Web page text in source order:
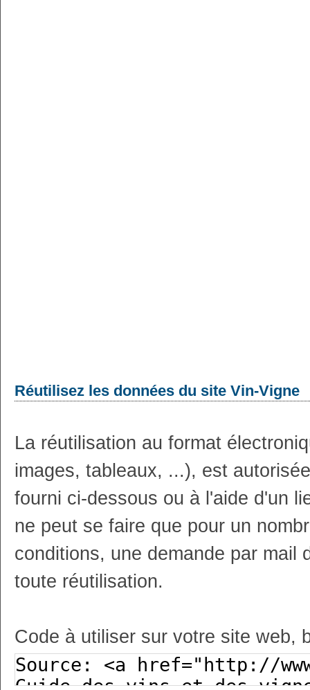
Réutilisez les données du site Vin-Vigne
La réutilisation au format
images, tableaux, ...), est
fourni ci-dessous ou à l'aide d'un
ne peut se faire que pour un
conditions, une demande par mail
toute réutilisation.
Code à utiliser sur votre site web,